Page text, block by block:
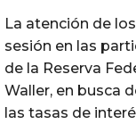
La atención de
sesión en las
de la Reserva
Waller, en busca
las tasas de